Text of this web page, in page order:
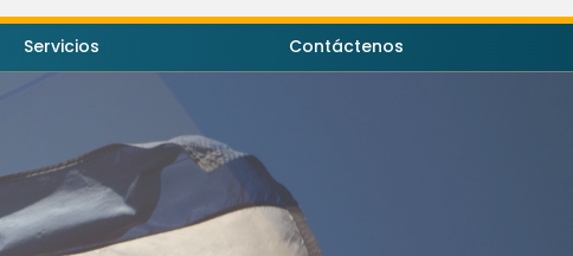
Servicios Contáctenos